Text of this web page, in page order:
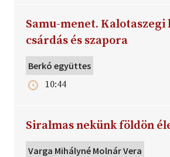
Samu-menet. Kalotaszegi
csárdás és szapora
Berkó együttes
10:44
Siralmas nekünk földön
Varga Mihályné Molnár Vera